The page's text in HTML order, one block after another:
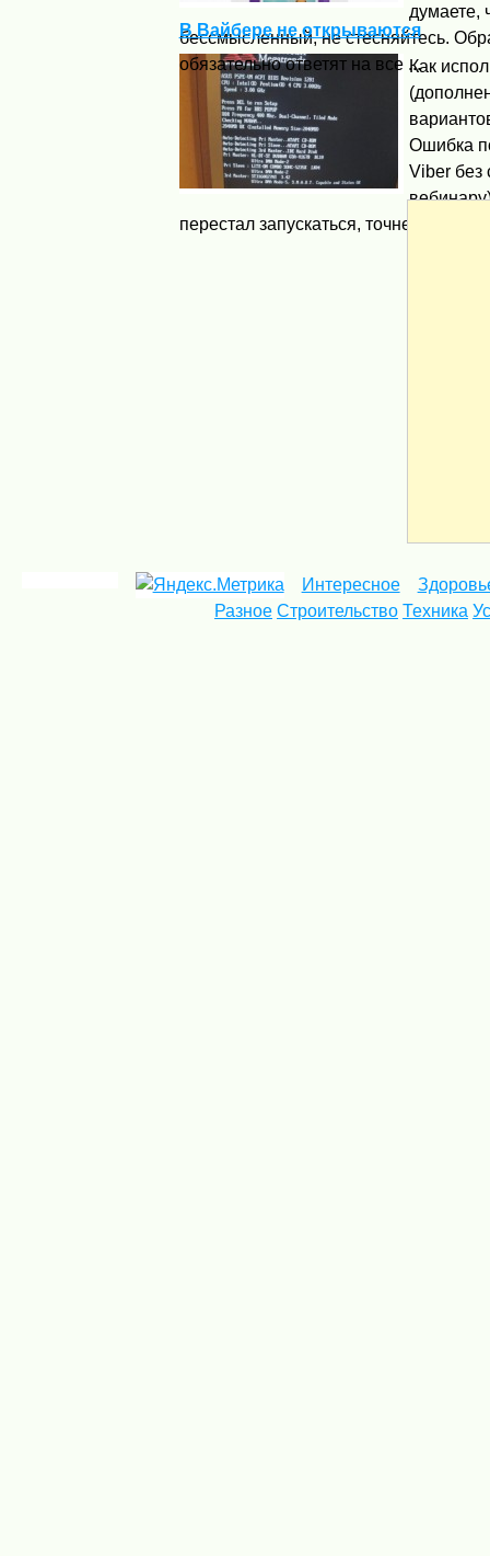
думаете,
бессмысленный, не стесняйтесь.
обязательно ответят на все ...
В Вайбере не открываются
Как
Ошибка
Viber без
перестал запускаться, точнее, ...
Интересное
Разное Строительство Техника